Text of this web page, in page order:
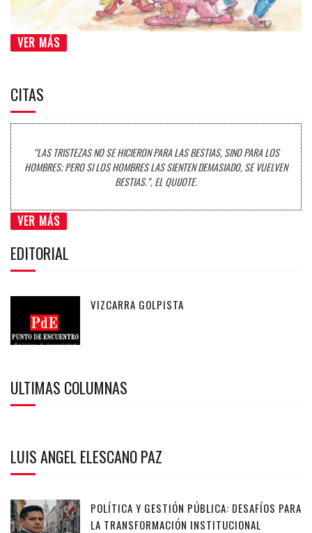
VER MÁS
CITAS
“LAS TRISTEZAS NO SE HICIERON PARA LAS BESTIAS, SINO PARA LOS
HOMBRES; PERO SI LOS HOMBRES LAS SIENTEN DEMASIADO, SE VUELVEN
BESTIAS.”, EL QUIJOTE.
VER MÁS
EDITORIAL
VIZCARRA GOLPISTA
ULTIMAS COLUMNAS
LUIS ANGEL ELESCANO PAZ
POLÍTICA Y GESTIÓN PÚBLICA: DESAFÍOS PARA
LA TRANSFORMACIÓN INSTITUCIONAL